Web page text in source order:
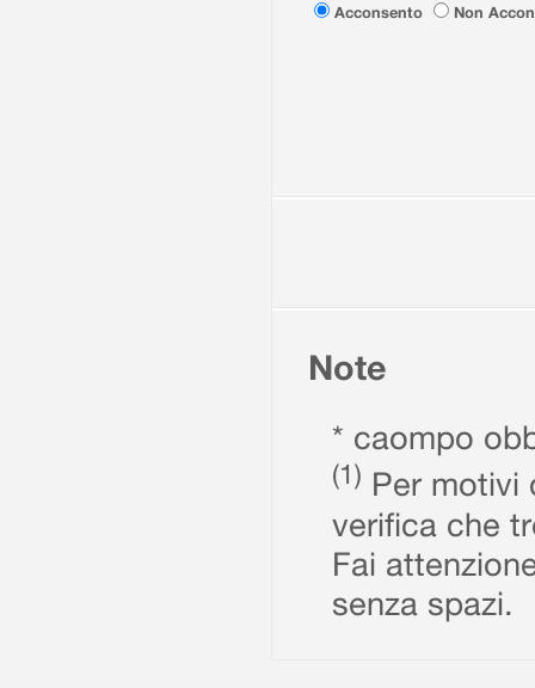
Acconsento
Non
Note
* caompo
(1) Per motivi
verifica che
Fai
senza spazi.